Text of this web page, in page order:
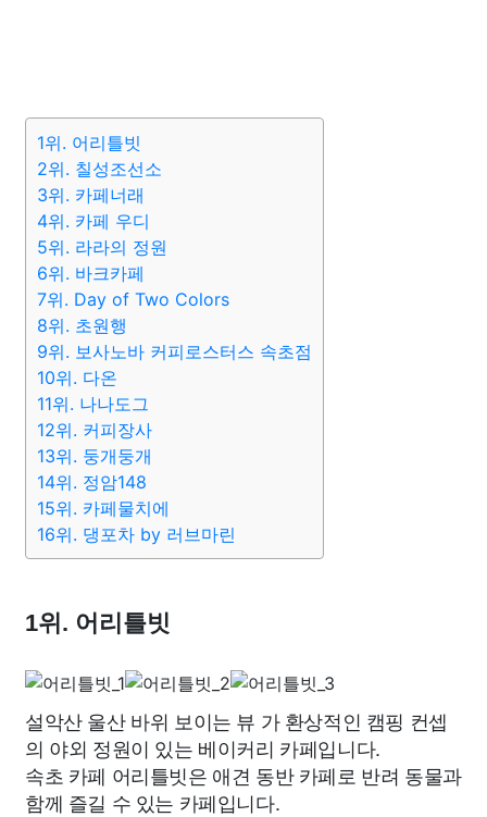
1위. 어리틀빗
2위. 칠성조선소
3위. 카페너래
4위. 카페 우디
5위. 라라의 정원
6위. 바크카페
7위. Day of Two Colors
8위. 초원행
9위. 보사노바 커피로스터스 속초점
10위. 다온
11위. 나나도그
12위. 커피장사
13위. 둥개둥개
14위. 정암148
15위. 카페물치에
16위. 댕포차 by 러브마린
1위. 어리틀빗
설악산 울산 바위 보이는 뷰 가 환상적인 캠핑 컨셉
의 야외 정원이 있는 베이커리 카페입니다.
속초 카페 어리틀빗은 애견 동반 카페로 반려 동물과
함께 즐길 수 있는 카페입니다.